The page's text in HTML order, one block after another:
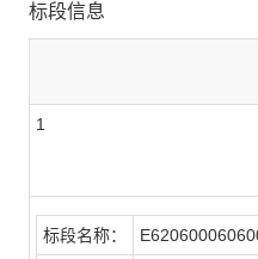
标段信息
1
标段名称：